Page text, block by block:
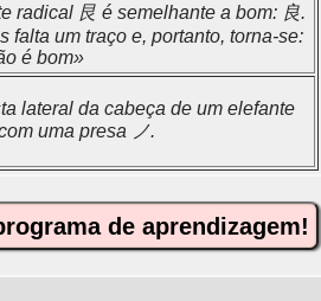
radical 艮 é semelhante a bom: 良.
falta um traço e, portanto, torna-se:
é bom»
lateral da cabeça de um elefante
uma presa ノ.
de aprendizagem!